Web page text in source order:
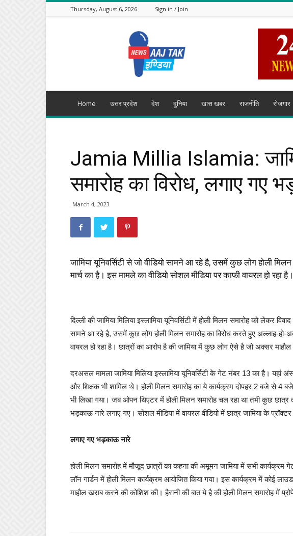
Thursday, August 6, 2026 Sign in / Join
India
Home उत्तर प्रदेश देश दुनिया खास खबर राजनीति रोजगार
Jamia Millia Islamia:
समारोह का विरोध, लगाए गए
March 4, 2023
जामिया यूनिवर्सिटी से जो वीडियो सामने आ रहे है, उसमें कुछ लोग होली
मार्च का है। इस मामले का वीडियो सोशल मीडिया पर काफी वायरल हो रहा है।
दिल्ली की जामिया मिलिया इस्लामिया यूनिवर्सिटी में होली मिलन समारोह को लेकर
सामने आ रहे है, उसमें कुछ लोग होली मिलन समारोह का विरोध करते हुए अल्लाह-हो-
वायरल हो रहा है। छात्रों का आरोप है की जामिया में कुछ लोग ऐसे है जो अक्सर
दरअसल मामला जामिया मिलिया इस्लामिया यूनिवर्सिटी के गेट नंबर 13 का है। यहां
और शिक्षक भी शामिल थे। होली मिलन समारोह का ये कार्यक्रम दोपहर 2 बजे से 4
भी लिखा गया। जब ओपन थिएटर में होली मिलन समारोह चल रहा था तभी कुछ
भड़काऊ नारे लगाए गए। सोशल मीडिया में वायरल वीडियो में छात्र जामिया के
लगाए गए भड़काऊ नारे
होली मिलन समारोह में मौजूद छात्रों का कहना की अमूमन जामिया में सभी
लॉन गार्डन में होली मिलन कार्यक्रम आयोजित किया गया। इस कार्यक्रम में कोई
माहौल खराब करने की कोशिश की। हैरानी की बात ये है की होली मिलन समारोह में